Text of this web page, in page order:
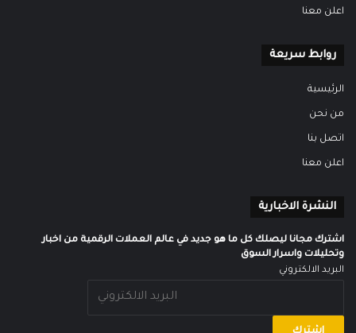
اعلن معنا
روابط سريعة
الرئيسية
من نحن
اتصل بنا
اعلن معنا
النشرة الاخبارية
اشترك مجانا ليصلك كل ما هو جديد في عالم العملات الرقمية من اخبار
وتحليلات واسرار السوق
البريد الالكتروني